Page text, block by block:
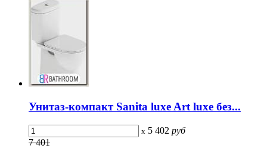
Унитаз-компакт Sanita luxe Art luxe без...
x 5 402 руб
7 401